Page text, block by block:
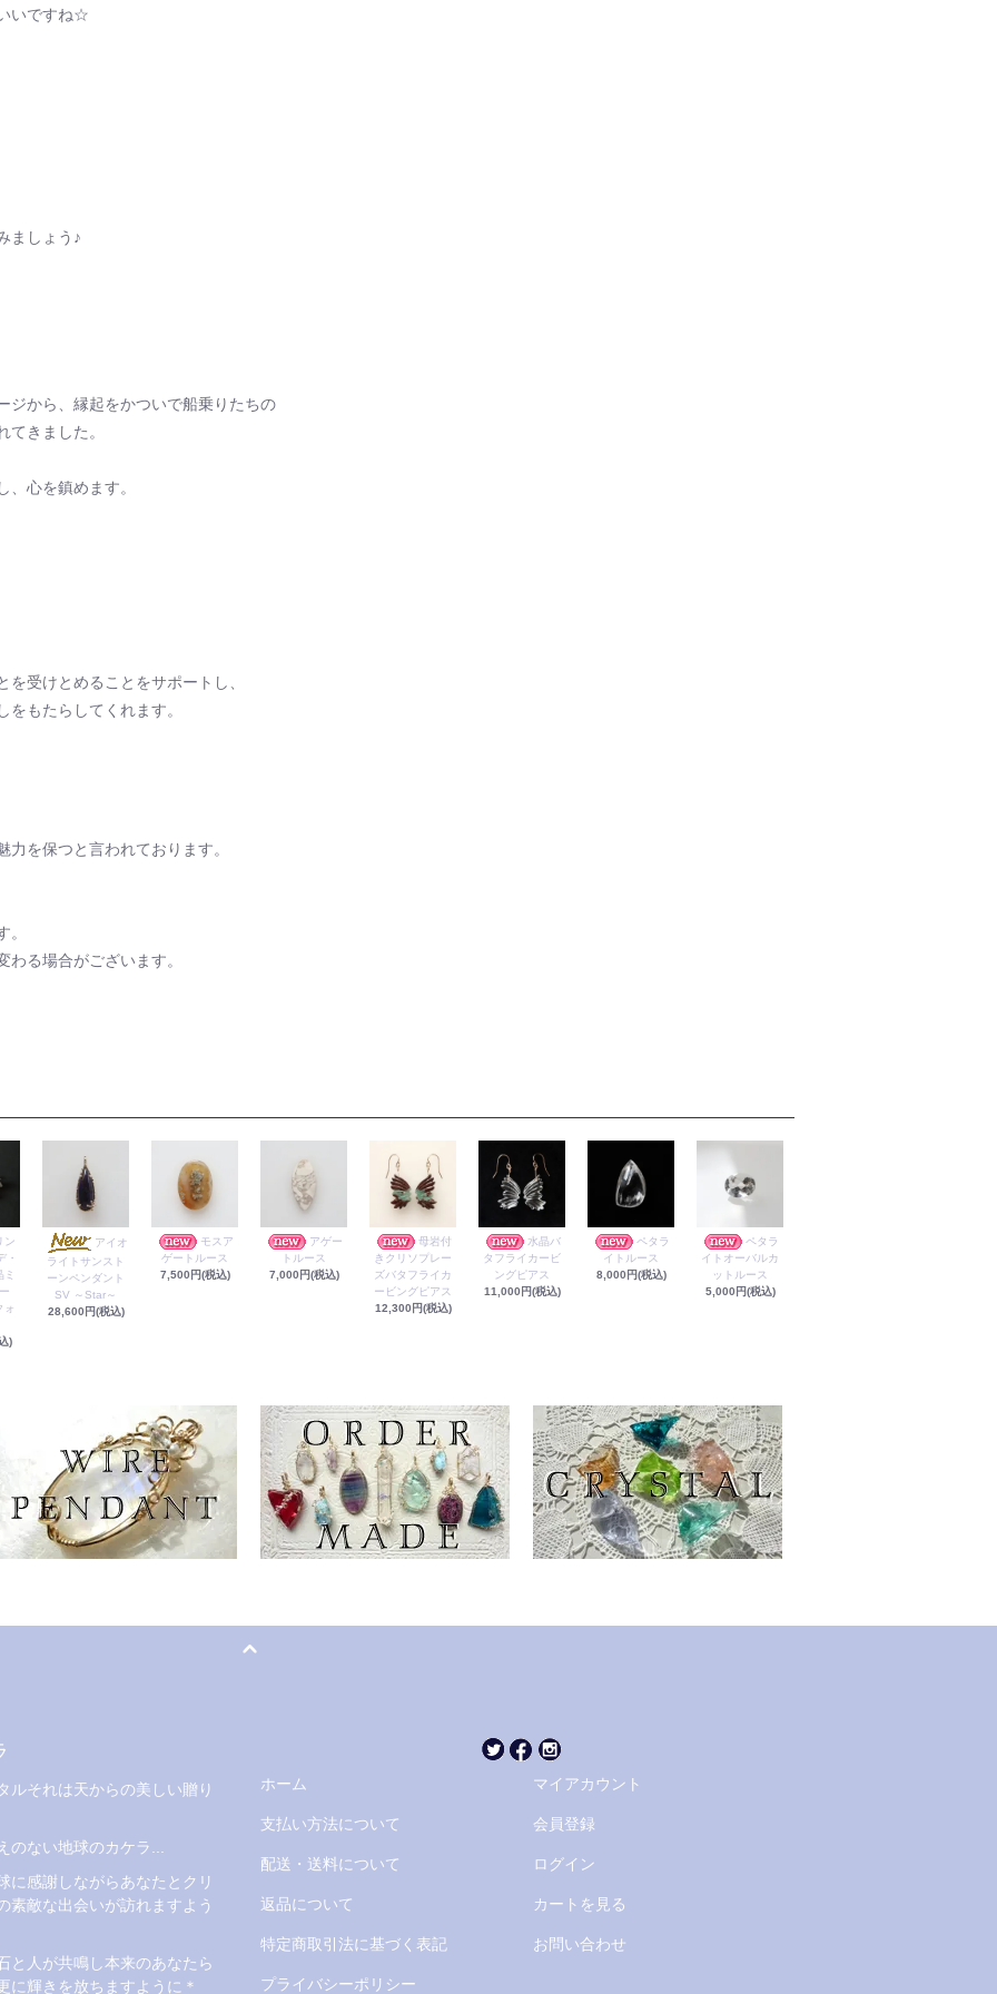
いですね☆
ましょう♪
ジから、縁起をかついで船乗りたちの
きました。
心を鎮めます。
受けとめることをサポートし、
もたらしてくれます。
を保つと言われております。
る場合がございます。
ン
・
ォ
)
アイオ
ライトサンスト
ーンペンダント
SV ～Star～
28,600円(税込)
モスア
ゲートルース
7,500円(税込)
アゲー
トルース
7,000円(税込)
母岩付
きクリソプレー
ズバタフライカ
ービングピアス
12,300円(税込)
水晶バ
タフライカービ
ングピアス
11,000円(税込)
ペタラ
イトルース
8,000円(税込)
ペタラ
イトオーバルカ
ットルース
5,000円(税込)
ルそれは天からの美しい贈り
のない地球のカケラ...
に感謝しながらあなたとクリ
素敵な出会いが訪れますよう
と人が共鳴し本来のあなたら
に輝きを放ちますように＊
ホーム
支払い方法について
配送・送料について
返品について
特定商取引法に基づく表記
プライバシーポリシー
マイアカウント
会員登録
ログイン
カートを見る
お問い合わせ